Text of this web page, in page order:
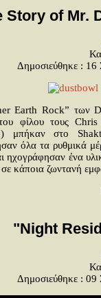
Story of Mr.
Δημοσιεύθηκε : 16
Earth Rock” των
φίλου τους
μπήκαν στο
όλα τα ρυθμικά
ηχογράφησαν ένα
σε κάποια ζωντανή
"Night
Δημοσιεύθηκε : 09